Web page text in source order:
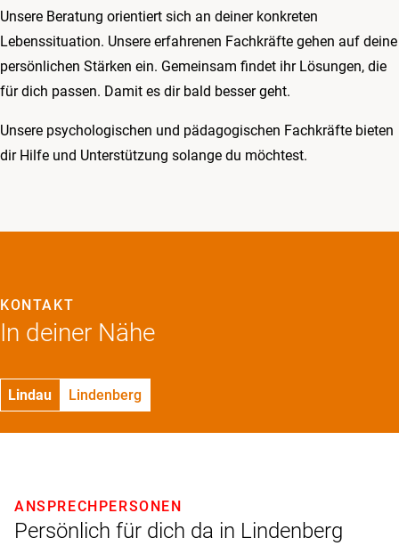
Unsere Beratung orientiert sich an deiner konkreten
Lebenssituation. Unsere erfahrenen Fachkräfte gehen auf deine
persönlichen Stärken ein. Gemeinsam findet ihr Lösungen, die
für dich passen. Damit es dir bald besser geht.
Unsere psychologischen und pädagogischen Fachkräfte bieten
dir Hilfe und Unterstützung solange du möchtest.
In deiner Nähe
KONTAKT
Lindau Lindenberg
Persönlich für dich da in Lindenberg
ANSPRECHPERSONEN